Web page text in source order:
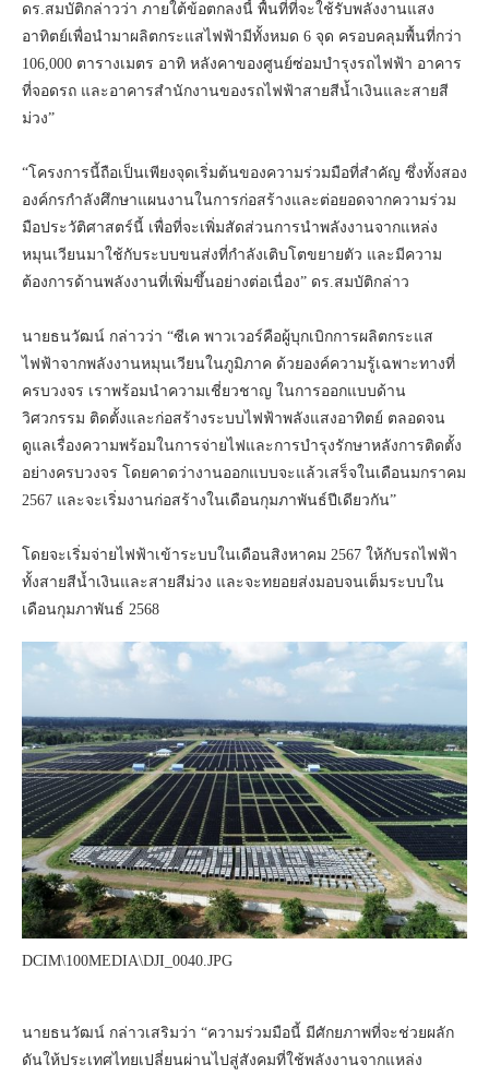
ดร.สมบัติกล่าวว่า ภายใต้ข้อตกลงนี้ พื้นที่ที่จะใช้รับพลังงานแสง
อาทิตย์เพื่อนำมาผลิตกระแสไฟฟ้ามีทั้งหมด 6 จุด ครอบคลุมพื้นที่กว่า
106,000 ตารางเมตร อาทิ หลังคาของศูนย์ซ่อมบำรุงรถไฟฟ้า อาคาร
ที่จอดรถ และอาคารสำนักงานของรถไฟฟ้าสายสีน้ำเงินและสายสี
ม่วง”
“โครงการนี้ถือเป็นเพียงจุดเริ่มต้นของความร่วมมือที่สำคัญ ซึ่งทั้งสอง
องค์กรกำลังศึกษาแผนงานในการก่อสร้างและต่อยอดจากความร่วม
มือประวัติศาสตร์นี้ เพื่อที่จะเพิ่มสัดส่วนการนำพลังงานจากแหล่ง
หมุนเวียนมาใช้กับระบบขนส่งที่กำลังเติบโตขยายตัว และมีความ
ต้องการด้านพลังงานที่เพิ่มขึ้นอย่างต่อเนื่อง” ดร.สมบัติกล่าว
นายธนวัฒน์ กล่าวว่า “ซีเค พาวเวอร์คือผู้บุกเบิกการผลิตกระแส
ไฟฟ้าจากพลังงานหมุนเวียนในภูมิภาค ด้วยองค์ความรู้เฉพาะทางที่
ครบวงจร เราพร้อมนำความเชี่ยวชาญ ในการออกแบบด้าน
วิศวกรรม ติดตั้งและก่อสร้างระบบไฟฟ้าพลังแสงอาทิตย์ ตลอดจน
ดูแลเรื่องความพร้อมในการจ่ายไฟและการบำรุงรักษาหลังการติดตั้ง
อย่างครบวงจร โดยคาดว่างานออกแบบจะแล้วเสร็จในเดือนมกราคม
2567 และจะเริ่มงานก่อสร้างในเดือนกุมภาพันธ์ปีเดียวกัน”
โดยจะเริ่มจ่ายไฟฟ้าเข้าระบบในเดือนสิงหาคม 2567 ให้กับรถไฟฟ้า
ทั้งสายสีน้ำเงินและสายสีม่วง และจะทยอยส่งมอบจนเต็มระบบใน
เดือนกุมภาพันธ์ 2568
DCIM\100MEDIA\DJI_0040.JPG
นายธนวัฒน์ กล่าวเสริมว่า “ความร่วมมือนี้ มีศักยภาพที่จะช่วยผลัก
ดันให้ประเทศไทยเปลี่ยนผ่านไปสู่สังคมที่ใช้พลังงานจากแหล่ง